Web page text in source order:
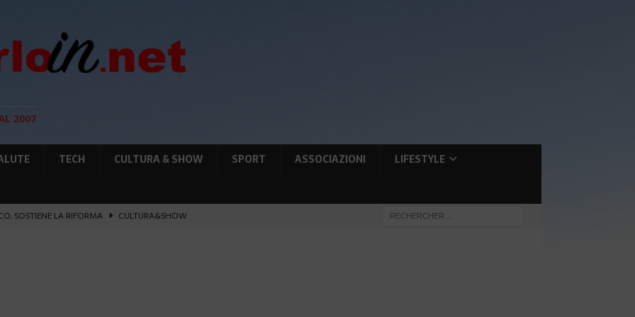
2007
TECH CULTURA & SHOW SPORT ASSOCIAZIONI
LIFESTYLE
SOSTIENE LA RIFORMA
CULTURA&SHOW
IL 1° MONACO ATHLETICS FESTIVAL
DAL 1893 AI NOSTRI GIORNI